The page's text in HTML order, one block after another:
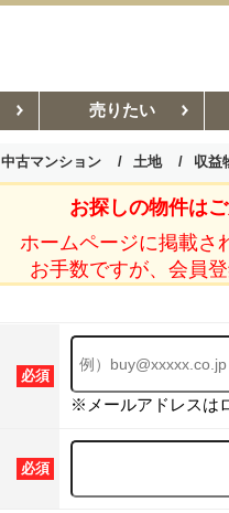
売りたい
中古マンション 土地 収益
お部屋探
お探しの物件は
ホームページに掲載さ
お手数ですが、会員
必須
※メールアドレスは
必須